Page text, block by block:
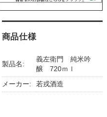
商品仕様
製品名:
義左衛門 純米吟
醸 720ｍｌ
メーカー: 若戎酒造